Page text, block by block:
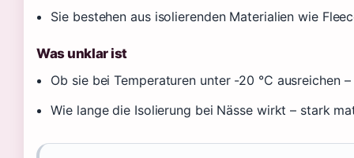
Sie bestehen aus isolierenden Materialien wie
Was unklar ist
Ob sie bei Temperaturen unter -20 °C ausreichen
Wie lange die Isolierung bei Nässe wirkt – stark